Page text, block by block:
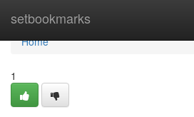
setbookmarks
Home
Home
1